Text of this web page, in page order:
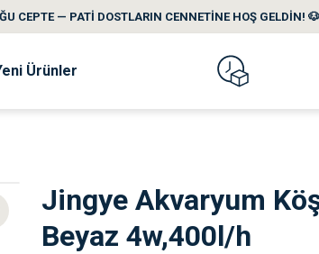
CEPTE — PATİ DOSTLARIN CENNETİNE HOŞ GELDİN!
Ürünler
Jingye Akvaryum
Beyaz 4w,400l/h